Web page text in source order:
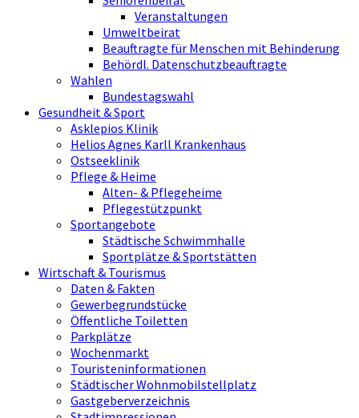
Veranstaltungen
Umweltbeirat
Beauftragte für Menschen mit Behinderung
Behördl. Datenschutzbeauftragte
Wahlen
Bundestagswahl
Gesundheit & Sport
Asklepios Klinik
Helios Agnes Karll Krankenhaus
Ostseeklinik
Pflege & Heime
Alten- & Pflegeheime
Pflegestützpunkt
Sportangebote
Städtische Schwimmhalle
Sportplätze & Sportstätten
Wirtschaft & Tourismus
Daten & Fakten
Gewerbegrundstücke
Öffentliche Toiletten
Parkplätze
Wochenmarkt
Touristeninformationen
Städtischer Wohnmobilstellplatz
Gastgeberverzeichnis